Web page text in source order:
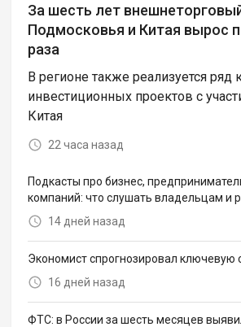
За шесть лет
Подмосковья и Китая вырос
раза
В регионе также реализуется ряд
инвестиционных проектов с
Китая
22 часа назад
Подкасты про бизнес,
компаний: что слушать владельцам и
14 дней назад
Экономист спрогнозировал ключевую
16 дней назад
ФТС: в России за шесть месяцев